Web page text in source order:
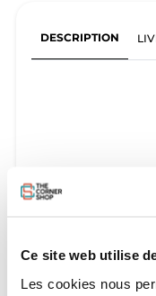
Ce site web utilise
Les cookies nous
DESCRIPTION